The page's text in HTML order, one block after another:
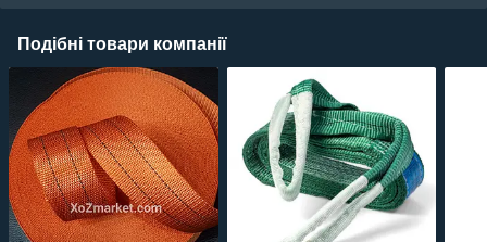
Подібні товари компанії